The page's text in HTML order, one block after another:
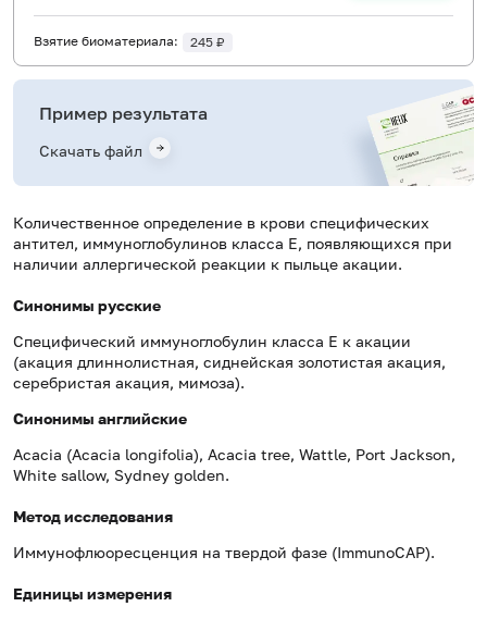
Количественное определение в крови специфических
антител, иммуноглобулинов класса E, появляющихся при
наличии аллергической реакции к пыльце акации.
Синонимы русские
Специфический иммуноглобулин класса Е к акации
(акация длиннолистная, сиднейская золотистая акация,
серебристая акация, мимоза).
Синонимы английские
Acacia (Acacia longifolia), Acacia tree, Wattle, Port Jackson,
White sallow, Sydney golden.
Метод исследования
Иммунофлюоресценция на твердой фазе (ImmunoCAP).
Единицы измерения
Взятие биоматериала: 245 ₽
Пример результата
Скачать файл